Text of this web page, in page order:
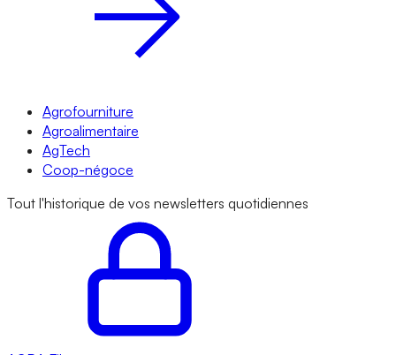
Agrofourniture
Agroalimentaire
AgTech
Coop-négoce
Tout l'historique de vos newsletters quotidiennes